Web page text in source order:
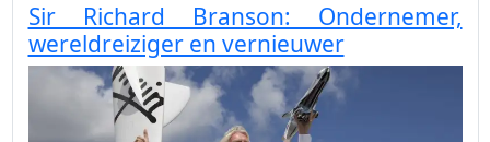
Sir Richard Branson: Ondernemer,
wereldreiziger en vernieuwer